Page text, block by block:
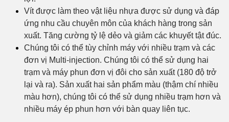
Vít được làm theo vật liệu nhựa được sử dụng và đáp
ứng nhu cầu chuyên môn của khách hàng trong sản
xuất. Tăng cường tỷ lệ dẻo và giảm các khuyết tật đúc.
Chúng tôi có thể tùy chỉnh máy với nhiều trạm và các
đơn vị Multi-injection. Chúng tôi có thể sử dụng hai
trạm và máy phun đơn vị đôi cho sản xuất (180 độ trở
lại và ra). Sản xuất hai sản phẩm màu (thậm chí nhiều
màu hơn), chúng tôi có thể sử dụng nhiều trạm hơn và
nhiều máy ép phun hơn với bàn quay liên tục.